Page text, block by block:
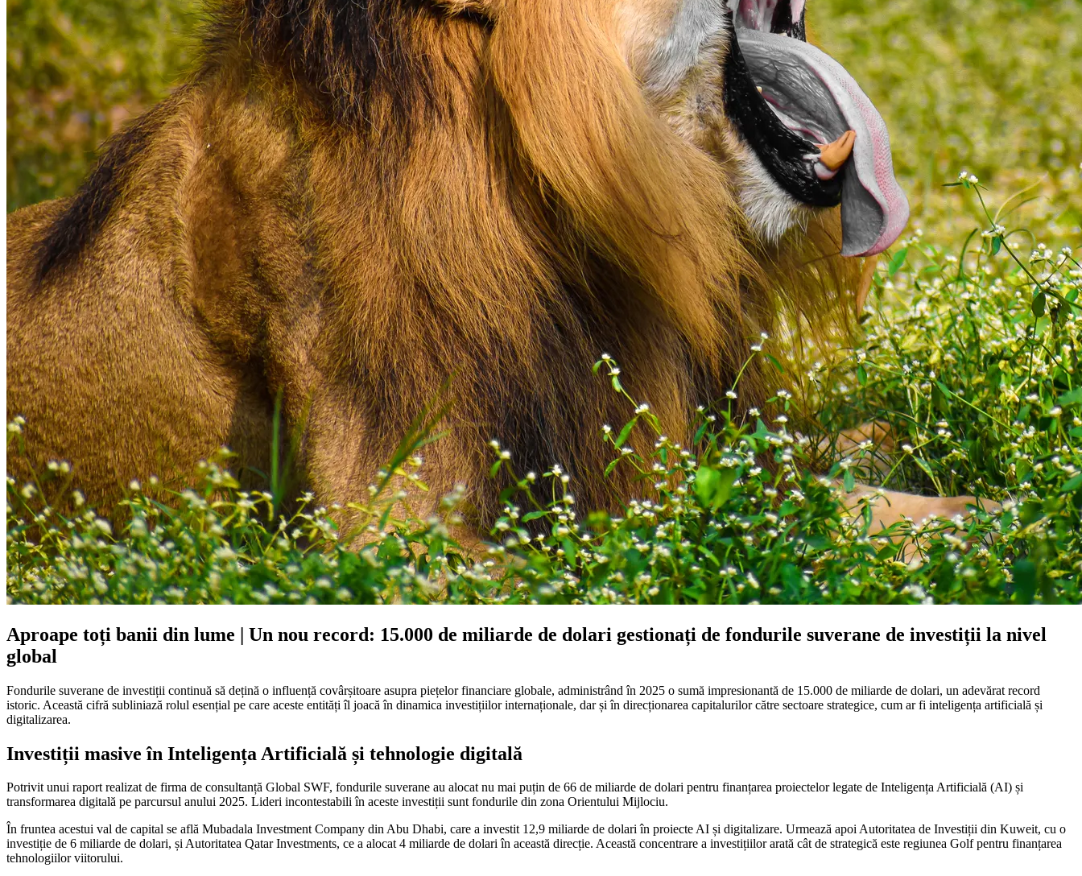
Aproape toți banii din lume | Un nou record: 15.000 de miliarde de dolari gestionați de fondurile suverane de investiții la nivel
global
Fondurile suverane de investiții continuă să dețină o influență covârșitoare asupra piețelor financiare globale, administrând în 2025 o sumă impresionantă de 15.000 de miliarde de dolari, un adevărat record
istoric. Această cifră subliniază rolul esențial pe care aceste entități îl joacă în dinamica investițiilor internaționale, dar și în direcționarea capitalurilor către sectoare strategice, cum ar fi inteligența artificială și
digitalizarea.
Investiții masive în Inteligența Artificială și tehnologie digitală
Potrivit unui raport realizat de firma de consultanță Global SWF, fondurile suverane au alocat nu mai puțin de 66 de miliarde de dolari pentru finanțarea proiectelor legate de Inteligența Artificială (AI) și
transformarea digitală pe parcursul anului 2025. Lideri incontestabili în aceste investiții sunt fondurile din zona Orientului Mijlociu.
În fruntea acestui val de capital se află Mubadala Investment Company din Abu Dhabi, care a investit 12,9 miliarde de dolari în proiecte AI și digitalizare. Urmează apoi Autoritatea de Investiții din Kuweit, cu o
investiție de 6 miliarde de dolari, și Autoritatea Qatar Investments, ce a alocat 4 miliarde de dolari în această direcție. Această concentrare a investițiilor arată cât de strategică este regiunea Golf pentru finanțarea
tehnologiilor viitorului.